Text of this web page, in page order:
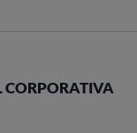
CORPORATIVA